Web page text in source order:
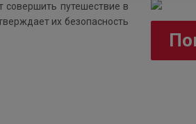
совершить путешествие в
их безопасность